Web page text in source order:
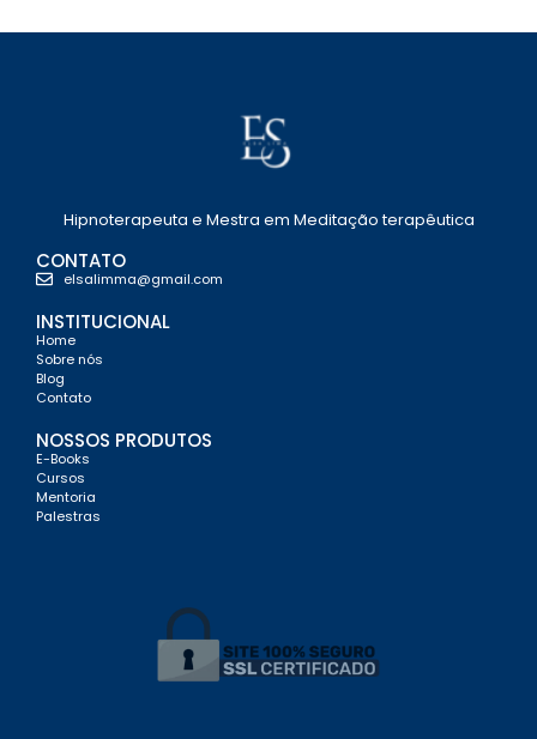
Hipnoterapeuta e Mestra em Meditação terapêutica
CONTATO
elsalimma@gmail.com
INSTITUCIONAL
Home
Sobre nós
Blog
Contato
NOSSOS PRODUTOS
E-Books
Cursos
Mentoria
Palestras